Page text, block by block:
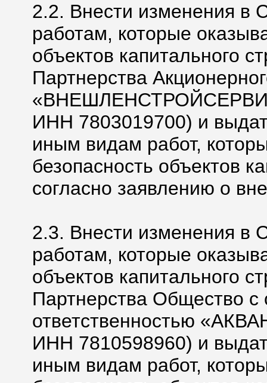
2.2. Внести изменения в
работам, которые
объектов капитального
Партнерства
ИНН 7803019700) и
иным видам работ,
безопасность объектов
согласно заявлению о
2.3. Внести изменения в
работам, которые
объектов капитального
Партнерства Общество с
ответственностью
ИНН 7810598960) и
иным видам работ,